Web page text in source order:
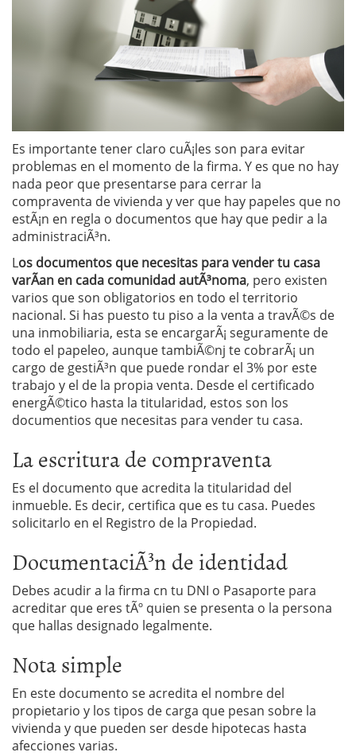
Es importante tener claro cuÃ¡les son para evitar
problemas en el momento de la firma. Y es que no hay
nada peor que presentarse para cerrar la
compraventa de vivienda y ver que hay papeles que no
estÃ¡n en regla o documentos que hay que pedir a la
administraciÃ³n.
Los documentos que necesitas para vender tu casa
varÃ­an en cada comunidad autÃ³noma, pero existen
varios que son obligatorios en todo el territorio
nacional. Si has puesto tu piso a la venta a travÃ©s de
una inmobiliaria, esta se encargarÃ¡ seguramente de
todo el papeleo, aunque tambiÃ©nj te cobrarÃ¡ un
cargo de gestiÃ³n que puede rondar el 3% por este
trabajo y el de la propia venta. Desde el certificado
energÃ©tico hasta la titularidad, estos son los
documentios que necesitas para vender tu casa.
La escritura de compraventa
Es el documento que acredita la titularidad del
inmueble. Es decir, certifica que es tu casa. Puedes
solicitarlo en el Registro de la Propiedad.
DocumentaciÃ³n de identidad
Debes acudir a la firma cn tu DNI o Pasaporte para
acreditar que eres tÃº quien se presenta o la persona
que hallas designado legalmente.
Nota simple
En este documento se acredita el nombre del
propietario y los tipos de carga que pesan sobre la
vivienda y que pueden ser desde hipotecas hasta
afecciones varias.